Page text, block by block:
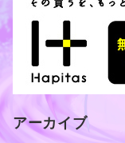
アーカイブ